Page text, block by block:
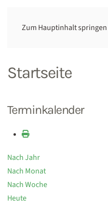
Zum Hauptinhalt springen
Startseite
Terminkalender
Nach Jahr
Nach Monat
Nach Woche
Heute